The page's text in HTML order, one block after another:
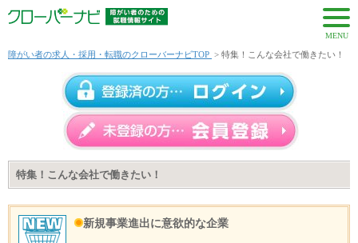
MENU
障がい者の求人・採用・転職のクローバーナビTOP > 特集！こんな会社で働きたい！
特集！こんな会社で働きたい！
新規事業進出に意欲的な企業